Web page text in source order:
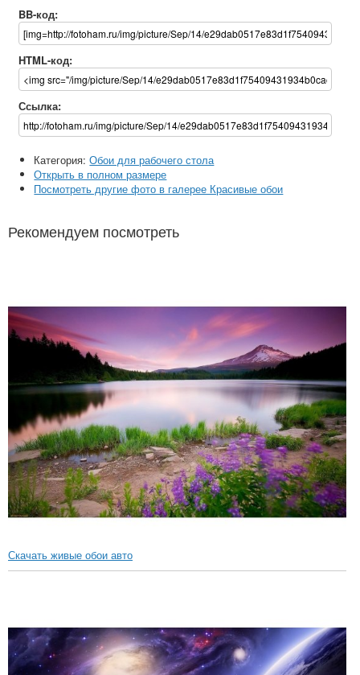
BB-код:
HTML-код:
Ссылка:
Категория:Обои для рабочего стола
Открыть в полном размере
Посмотреть другие фото в галерее Красивые обои
Рекомендуем посмотреть
Скачать живые обои авто